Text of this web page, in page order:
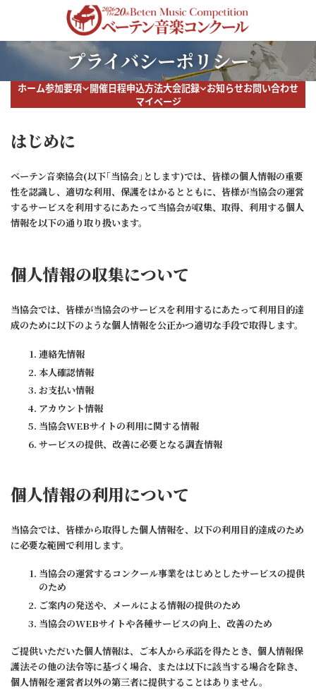
ン
ー
プライバシーポリシー
ホーム参加要項 開催日程申込方法大会記録 お知らせお問い合わせ
マイページ
はじめに
ベーテン音楽協会(以下｢当協会｣とします)では、皆様の個人情報の重要
性を認識し、適切な利用、保護をはかるとともに、皆様が当協会の運営
するサービスを利用するにあたって当協会が収集、取得、利用する個人
情報を以下の通り取り扱います。
個人情報の収集について
当協会では、皆様が当協会のサービスを利用するにあたって利用目的達
成のために以下のような個人情報を公正かつ適切な手段で取得します。
連絡先情報
本人確認情報
お支払い情報
アカウント情報
当協会WEBサイトの利用に関する情報
サービスの提供、改善に必要となる調査情報
個人情報の利用について
当協会では、皆様から取得した個人情報を、以下の利用目的達成のため
に必要な範囲で利用します。
当協会の運営するコンクール事業をはじめとしたサービスの提供
のため
ご案内の発送や、メールによる情報の提供のため
当協会のWEBサイトや各種サービスの向上、改善のため
ご提供いただいた個人情報は、ご本人から承諾を得たとき、個人情報保
護法その他の法令等に基づく場合、または以下に該当する場合を除き、
個人情報を運営者以外の第三者に提供することはありません。